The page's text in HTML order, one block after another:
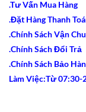
.Tư Vấn Mua Hàng
.Đặt Hàng Thanh
.Chính Sách Vận
.Chính Sách Đổi Trả
.Chính Sách Bảo
Làm Việc:Từ